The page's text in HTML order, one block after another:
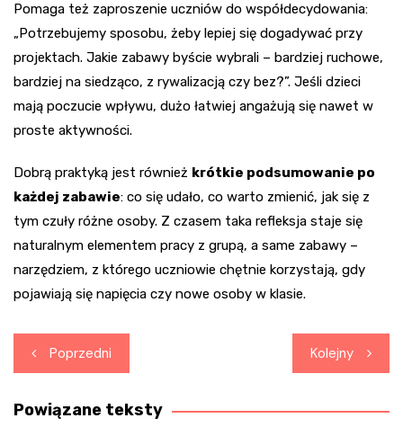
Pomaga też zaproszenie uczniów do współdecydowania:
„Potrzebujemy sposobu, żeby lepiej się dogadywać przy
projektach. Jakie zabawy byście wybrali – bardziej ruchowe,
bardziej na siedząco, z rywalizacją czy bez?”. Jeśli dzieci
mają poczucie wpływu, dużo łatwiej angażują się nawet w
proste aktywności.
Dobrą praktyką jest również krótkie podsumowanie po
każdej zabawie: co się udało, co warto zmienić, jak się z
tym czuły różne osoby. Z czasem taka refleksja staje się
naturalnym elementem pracy z grupą, a same zabawy –
narzędziem, z którego uczniowie chętnie korzystają, gdy
pojawiają się napięcia czy nowe osoby w klasie.
Nawigacja
wpisu
Poprzedni Kolejny
Powiązane teksty